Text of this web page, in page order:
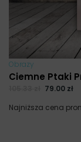
Obrazy
Ciemne Ptaki
79.00 zł
Najniższa cena